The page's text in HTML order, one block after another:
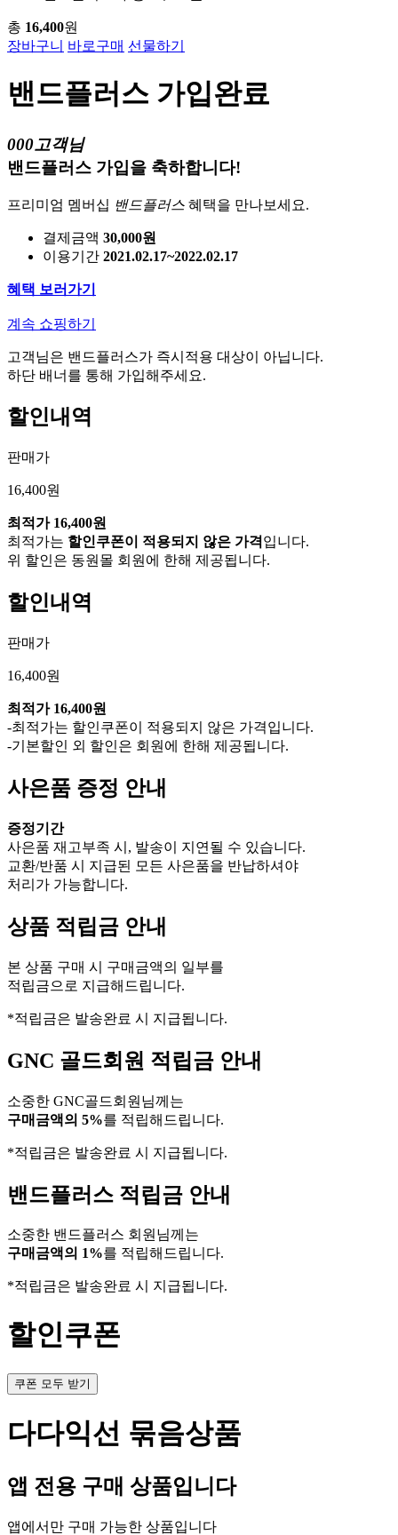
총 16,400원
장바구니 바로구매 선물하기
밴드플러스 가입완료
000고객님
밴드플러스 가입을 축하합니다!
프리미엄 멤버십 밴드플러스 혜택을 만나보세요.
결제금액 30,000원
이용기간 2021.02.17~2022.02.17
혜택 보러가기
계속 쇼핑하기
고객님은 밴드플러스가 즉시적용 대상이 아닙니다.
하단 배너를 통해 가입해주세요.
할인내역
판매가
16,400원
최적가 16,400원
최적가는 할인쿠폰이 적용되지 않은 가격입니다.
위 할인은 동원몰 회원에 한해 제공됩니다.
할인내역
판매가
16,400원
최적가 16,400원
-최적가는 할인쿠폰이 적용되지 않은 가격입니다.
-기본할인 외 할인은 회원에 한해 제공됩니다.
사은품 증정 안내
증정기간
사은품 재고부족 시, 발송이 지연될 수 있습니다.
교환/반품 시 지급된 모든 사은품을 반납하셔야
처리가 가능합니다.
상품 적립금 안내
본 상품 구매 시 구매금액의 일부를
적립금으로 지급해드립니다.
*적립금은 발송완료 시 지급됩니다.
GNC 골드회원 적립금 안내
소중한 GNC골드회원님께는
구매금액의 5%를 적립해드립니다.
*적립금은 발송완료 시 지급됩니다.
밴드플러스 적립금 안내
소중한 밴드플러스 회원님께는
구매금액의 1%를 적립해드립니다.
*적립금은 발송완료 시 지급됩니다.
할인쿠폰
쿠폰 모두 받기
다다익선 묶음상품
앱 전용 구매 상품입니다
앱에서만 구매 가능한 상품입니다